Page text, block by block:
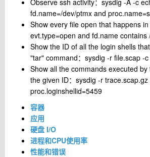
fd.name=/dev/ptmx and
Show every file open that happens
evt.type=open and fd.name contains
Show the ID of all the login shells
"tar" command：sysdig -r file.scap -
Show all the commands executed
the given ID：sysdig -r
proc.loginshellid=5459
容器
应用
硬盘 I/O
进程和CPU使用率
性能和错误